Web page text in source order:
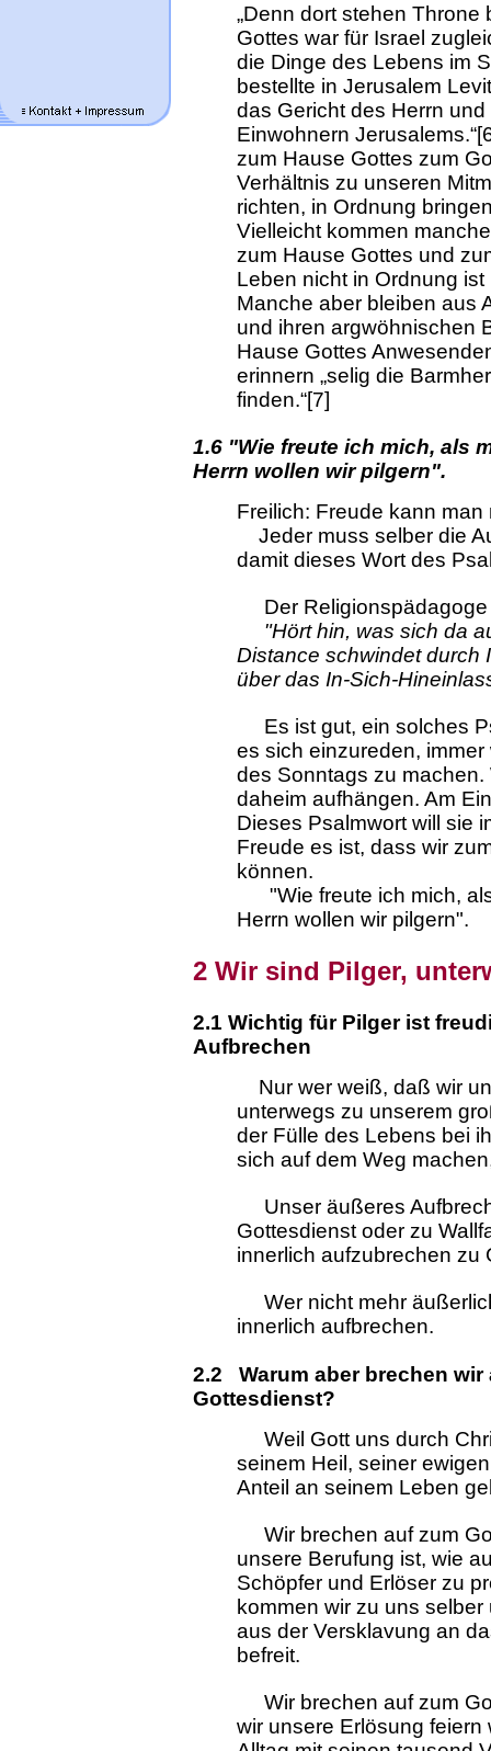
„Denn dort stehen Throne
Gottes war für Israel
die Dinge des Lebens im
bestellte in Jerusalem
das Gericht des Herrn
Einwohnern
zum Hause Gottes zum
Verhältnis zu unseren
richten, in Ordnung
Vielleicht kommen
zum Hause Gottes und
Leben nicht in Ordnung
Manche aber bleiben aus
und ihren argwöhnischen
Hause Gottes
erinnern „selig die
finden.“[7]
1.6 "Wie freute ich mich, als
Herrn wollen wir pilgern".
Freilich: Freude kann man
Jeder muss selber die
damit dieses Wort des
Der Religionspädagoge
"Hört hin, was sich da
Distance schwindet durch
über das In-Sich-
Es ist gut, ein solches
es sich einzureden,
des Sonntags zu
daheim aufhängen. Am
Dieses Psalmwort will sie
Freude es ist, dass wir
können.
"Wie freute ich mich,
Herrn wollen wir pilgern".
2 Wir sind Pilger,
2.1 Wichtig für Pilger ist
Aufbrechen
Nur wer weiß, daß wir
unterwegs zu unserem
der Fülle des Lebens bei
sich auf dem Weg
Unser äußeres
Gottesdienst oder zu
innerlich aufzubrechen zu
Wer nicht mehr
innerlich aufbrechen.
2.2 Warum aber brechen
Gottesdienst?
Weil Gott uns durch
seinem Heil, seiner
Anteil an seinem Leben
Wir brechen auf zum
unsere Berufung ist, wie
Schöpfer und Erlöser zu
kommen wir zu uns
aus der Versklavung an
befreit.
Wir brechen auf zum
wir unsere Erlösung